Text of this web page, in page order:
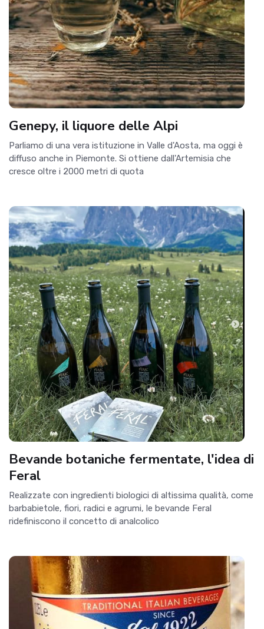
Genepy, il liquore delle Alpi
Parliamo di una vera istituzione in Valle d'Aosta, ma oggi è
diffuso anche in Piemonte. Si ottiene dall'Artemisia che
cresce oltre i 2000 metri di quota
Bevande botaniche fermentate, l'idea di
Feral
Realizzate con ingredienti biologici di altissima qualità, come
barbabietole, fiori, radici e agrumi, le bevande Feral
ridefiniscono il concetto di analcolico